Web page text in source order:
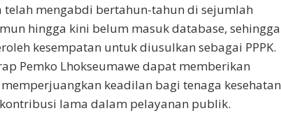
telah mengabdi bertahun-tahun di sejumlah
hingga kini belum masuk database, sehingga
kesempatan untuk diusulkan sebagai PPPK.
Pemko Lhokseumawe dapat memberikan
keadilan bagi tenaga kesehatan
lama dalam pelayanan publik.